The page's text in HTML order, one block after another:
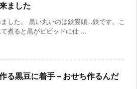
ました
した。 黒い丸いのは鉄饅頭…鉄です。こ
煮ると黒がビビッドに仕 ...
る黒豆に着手 – おせち作るんだ